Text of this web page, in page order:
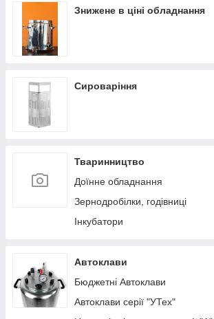
Знижене в ціні обладнання
Сироваріння
Тваринництво
Доїнне обладнання
Зернодробілки, годівниці
Інкубатори
Автоклави
Бюджетні Автоклави
Автоклави серії "УТех"